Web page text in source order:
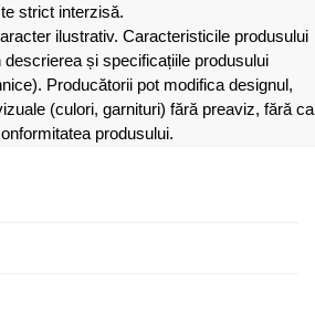
strict interzisă.
ilustrativ. Caracteristicile produsului
și specificațiile produsului
Producătorii pot modifica designul,
(culori, garnituri) fără preaviz, fără ca
produsului.